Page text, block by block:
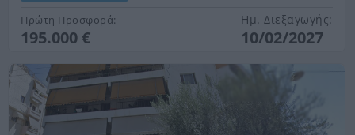
Πρώτη Προσφορά:
195.000 €
Ημ. Διεξαγωγής:
10/02/2027